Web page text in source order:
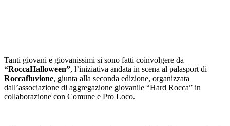
Tanti giovani e giovanissimi si sono fatti coinvolgere da
“RoccaHalloween”, l’iniziativa andata in scena al palasport di
Roccafluvione, giunta alla seconda edizione, organizzata
dall’associazione di aggregazione giovanile “Hard Rocca” in
collaborazione con Comune e Pro Loco.